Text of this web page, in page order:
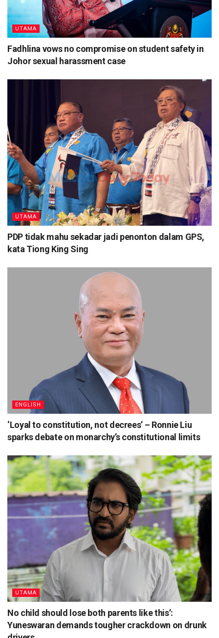
UTAMA
Fadhlina vows no compromise on student safety in
Johor sexual harassment case
UTAMA
PDP tidak mahu sekadar jadi penonton dalam GPS,
kata Tiong King Sing
ENGLISH
‘Loyal to constitution, not decrees’ – Ronnie Liu
sparks debate on monarchy’s constitutional limits
UTAMA
No child should lose both parents like this’:
Yuneswaran demands tougher crackdown on drunk